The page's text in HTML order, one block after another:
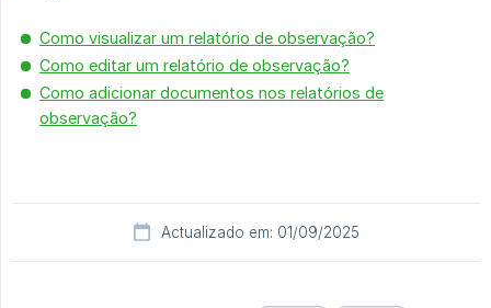
Como visualizar um relatório de observação?
Como editar um relatório de observação?
Como adicionar documentos nos relatórios de
observação?
Actualizado em: 01/09/2025